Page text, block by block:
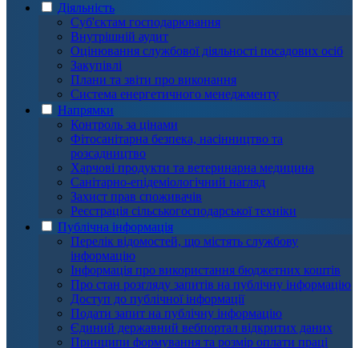
Діяльність
Суб'єктам господарювання
Внутрішній аудит
Оцінювання службової діяльності посадових осіб
Закупівлі
Плани та звіти про виконання
Система енергетичного менеджменту
Напрямки
Контроль за цінами
Фітосанітарна безпека, насінництво та
розсадництво
Харчові продукти та ветеринарна медицина
Санітарно-епідеміологічний нагляд
Захист прав споживачів
Реєстрація сільськогосподарської техніки
Публічна інформація
Перелік відомостей, що містять службову
інформацію
Інформація про використання бюджетних коштів
Про стан розгляду запитів на публічну інформацію
Доступ до публічної інформації
Подати запит на публічну інформацію
Єдиний державний вебпортал відкритих даних
Принципи формування та розмір оплати праці